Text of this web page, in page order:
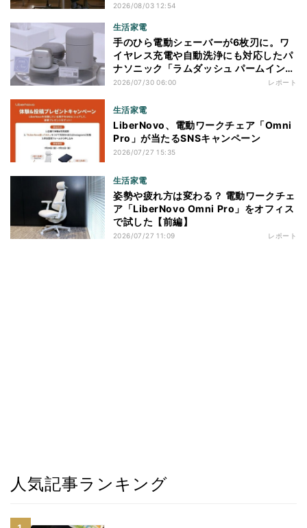
2026/08/03 12:54
生活家電
手のひら電動シェーバーが6枚刃に。ワ
イヤレス充電や自動洗浄にも対応したパ
ナソニック「ラムダッシュ パームイン
プロ」を体験
2026/07/30 06:00 レポート
生活家電
LiberNovo、電動ワークチェア「Omni
Pro」が当たるSNSキャンペーン
2026/07/27 15:35
生活家電
姿勢や疲れ方は変わる？ 電動ワークチェ
ア「LiberNovo Omni Pro」をオフィス
で試した【前編】
2026/07/27 11:09 レポート
人気記事ランキング